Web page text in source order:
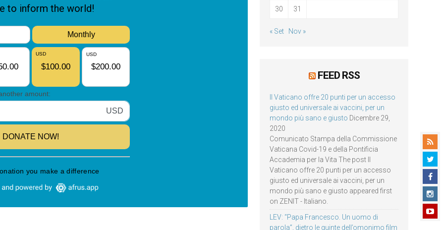
30 31
« Set Nov »
FEED RSS
Il Vaticano offre 20 punti per un accesso
giusto ed universale ai vaccini, per un
mondo più sano e giusto Dicembre 29,
2020
Comunicato Stampa della Commissione
Vaticana Covid-19 e della Pontificia
Accademia per la Vita The post Il
Vaticano offre 20 punti per un accesso
giusto ed universale ai vaccini, per un
mondo più sano e giusto appeared first
on ZENIT - Italiano.
LEV: “Papa Francesco. Un uomo di
parola”, dietro le quinte dell’omonimo film